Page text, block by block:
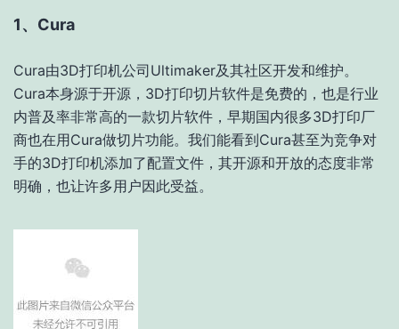
1、Cura
Cura由3D打印机公司Ultimaker及其社区开发和维护。
Cura本身源于开源，3D打印切片软件是免费的，也是行业
内普及率非常高的一款切片软件，早期国内很多3D打印厂
商也在用Cura做切片功能。我们能看到Cura甚至为竞争对
手的3D打印机添加了配置文件，其开源和开放的态度非常
明确，也让许多用户因此受益。